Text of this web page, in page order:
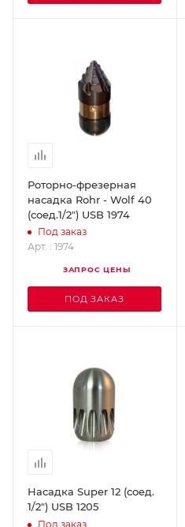
Роторно-фрезерная
насадка Rohr - Wolf 40
(соед.1/2") USB 1974
Под заказ
Арт. : 1974
ЗАПРОС ЦЕНЫ
ПОД ЗАКАЗ
Насадка Super 12 (соед.
1/2") USB 1205
Под заказ